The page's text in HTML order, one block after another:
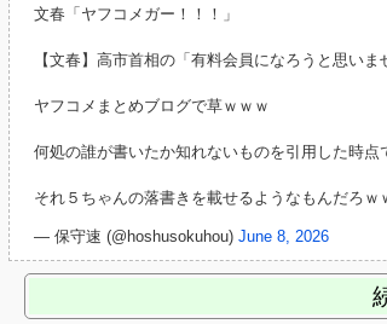
文春「ヤフコメガー！！！」
【文春】高市首相の「有料会員になろうと思い
ヤフコメまとめブログで草ｗｗｗ
何処の誰が書いたか知れないものを引用した時点
それ５ちゃんの落書きを載せるようなもんだろｗ
— 保守速 (@hoshusokuhou) June 8, 2026